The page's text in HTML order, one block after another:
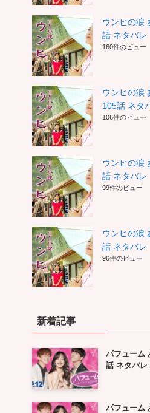
ウンヒの涙
話 ネタバレ
160件のビュー
ウンヒの涙
105話 ネタ
106件のビュー
ウンヒの涙
話 ネタバレ
99件のビュー
ウンヒの涙
話 ネタバレ
96件のビュー
新着記事
パフューム
話 ネタバレ
パフューム